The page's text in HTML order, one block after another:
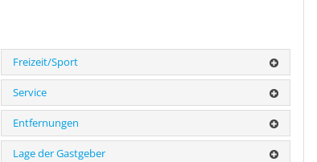
Freizeit/Sport
Service
Entfernungen
Lage der Gastgeber